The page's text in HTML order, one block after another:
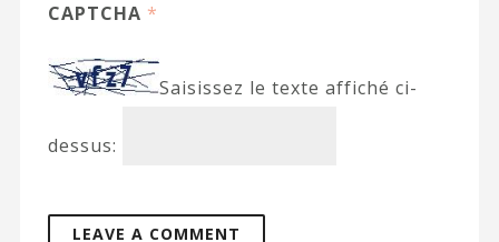
CAPTCHA *
Saisissez le texte affiché ci-
dessus: